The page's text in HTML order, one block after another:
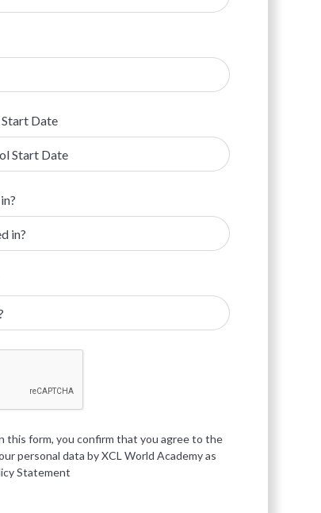
Date
this form, you confirm that you agree to the
personal data by XCL World Academy as
Statement